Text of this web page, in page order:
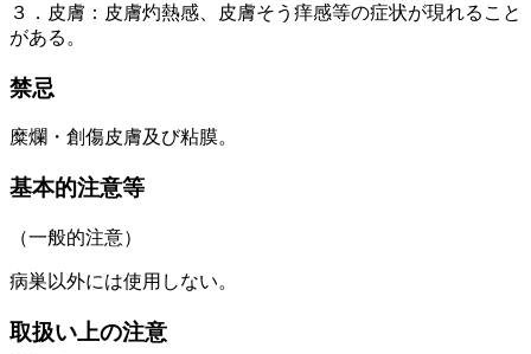
３．皮膚：皮膚灼熱感、皮膚そう痒感等の症状が現れること
がある。
禁忌
糜爛・創傷皮膚及び粘膜。
基本的注意等
（一般的注意）
病巣以外には使用しない。
取扱い上の注意